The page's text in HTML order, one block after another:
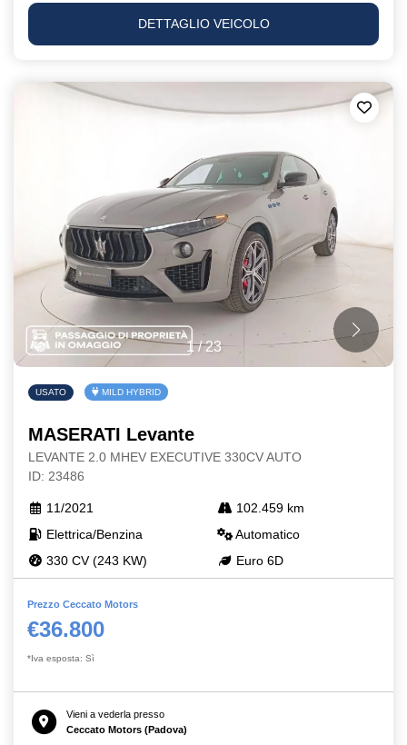
DETTAGLIO VEICOLO
1/23
USATO MILD HYBRID
MASERATI Levante
LEVANTE 2.0 MHEV EXECUTIVE 330CV AUTO
ID: 23486
11/2021
102.459 km
Elettrica/Benzina
Automatico
330 CV (243 KW)
Euro 6D
Prezzo Ceccato Motors
€36.800
*Iva esposta: Sì
Vieni a vederla presso
Ceccato Motors (Padova)